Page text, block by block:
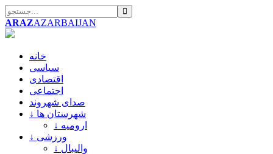
ARAZAZARBAIJAN
خانه
سیاسی
اقتصادی
اجتماعی
صدای شهروند
↓ شهرستان ها
↓ ارومیه
↓ ورزشی
↓ والیبال